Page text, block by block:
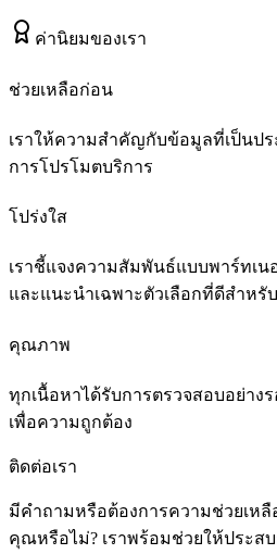
ค่านิยมของเรา
ช่วยเหลือก่อน
เราให้ความสำคัญกับข้อมูลที่เป็นป
การโปรโมตบริการ
โปร่งใส
เราชี้แจงความสัมพันธ์แบบพาร์ทเน
และแนะนำเฉพาะตัวเลือกที่ดีสำหรั
คุณภาพ
ทุกเนื้อหาได้รับการตรวจสอบอย่าง
เพื่อความถูกต้อง
ติดต่อเรา
มีคำถามหรือต้องการความช่วยเห
คุณหรือไม่? เราพร้อมช่วยให้ประ